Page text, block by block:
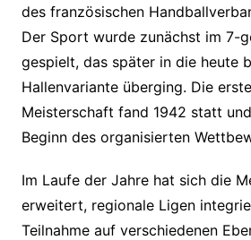
des französischen
Der Sport wurde zunächst im 7-
gespielt, das später in die heute
Hallenvariante überging. Die
Meisterschaft fand 1942 statt
Beginn des organisierten
Im Laufe der Jahre hat sich die
erweitert, regionale Ligen
Teilnahme auf verschiedenen